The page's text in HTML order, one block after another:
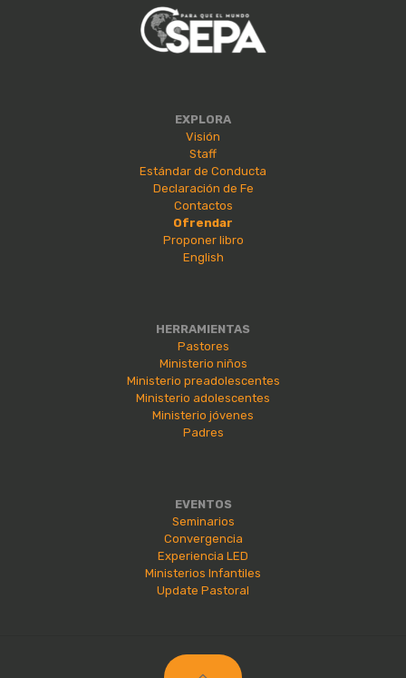
EXPLORA
Visión
Staff
Estándar de Conducta
Declaración de Fe
Contactos
Ofrendar
Proponer libro
English
HERRAMIENTAS
Pastores
Ministerio niños
Ministerio preadolescentes
Ministerio adolescentes
Ministerio jóvenes
Padres
EVENTOS
Seminarios
Convergencia
Experiencia LED
Ministerios Infantiles
Update Pastoral